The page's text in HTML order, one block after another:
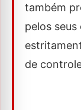
também
pelos
de